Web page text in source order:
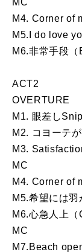
M4. Corner of
M5.I do love
M6.非常手段（
ACT2
OVERTURE
M1. 眼差し
M2. コヨーテ
M3.
MC
M4. Corner of
M5.希望には羽
M6.心急人上（
MC
M7.Beach